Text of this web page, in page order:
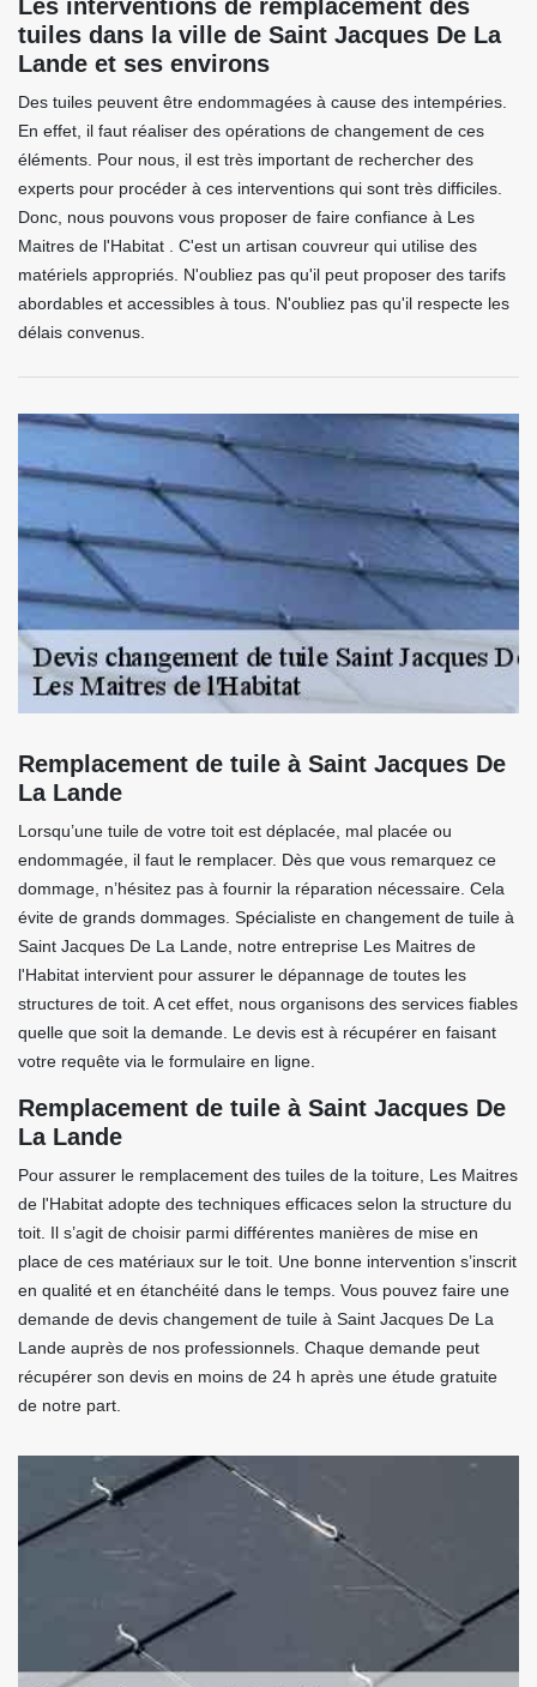
Les interventions de remplacement des
tuiles dans la ville de Saint Jacques De La
Lande et ses environs
Des tuiles peuvent être endommagées à cause des intempéries.
En effet, il faut réaliser des opérations de changement de ces
éléments. Pour nous, il est très important de rechercher des
experts pour procéder à ces interventions qui sont très difficiles.
Donc, nous pouvons vous proposer de faire confiance à Les
Maitres de l'Habitat . C'est un artisan couvreur qui utilise des
matériels appropriés. N'oubliez pas qu'il peut proposer des tarifs
abordables et accessibles à tous. N'oubliez pas qu'il respecte les
délais convenus.
Remplacement de tuile à Saint Jacques De
La Lande
Lorsqu’une tuile de votre toit est déplacée, mal placée ou
endommagée, il faut le remplacer. Dès que vous remarquez ce
dommage, n’hésitez pas à fournir la réparation nécessaire. Cela
évite de grands dommages. Spécialiste en changement de tuile à
Saint Jacques De La Lande, notre entreprise Les Maitres de
l'Habitat intervient pour assurer le dépannage de toutes les
structures de toit. A cet effet, nous organisons des services fiables
quelle que soit la demande. Le devis est à récupérer en faisant
votre requête via le formulaire en ligne.
Remplacement de tuile à Saint Jacques De
La Lande
Pour assurer le remplacement des tuiles de la toiture, Les Maitres
de l'Habitat adopte des techniques efficaces selon la structure du
toit. Il s’agit de choisir parmi différentes manières de mise en
place de ces matériaux sur le toit. Une bonne intervention s’inscrit
en qualité et en étanchéité dans le temps. Vous pouvez faire une
demande de devis changement de tuile à Saint Jacques De La
Lande auprès de nos professionnels. Chaque demande peut
récupérer son devis en moins de 24 h après une étude gratuite
de notre part.